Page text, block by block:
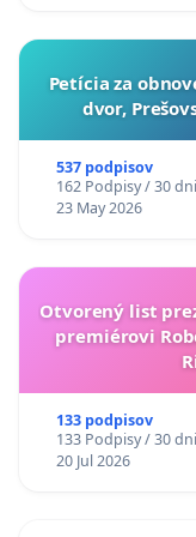
​Petícia za
dvor,
537 podpisov
162 Podpisy / 30 dni
23 May 2026
Otvorený list
premiérovi
133 podpisov
133 Podpisy / 30 dni
20 Jul 2026